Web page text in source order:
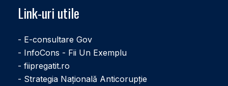
Link-uri utile
- E-consultare Gov
- InfoCons - Fii Un Exemplu
- fiipregatit.ro
- Strategia Națională Anticorupție